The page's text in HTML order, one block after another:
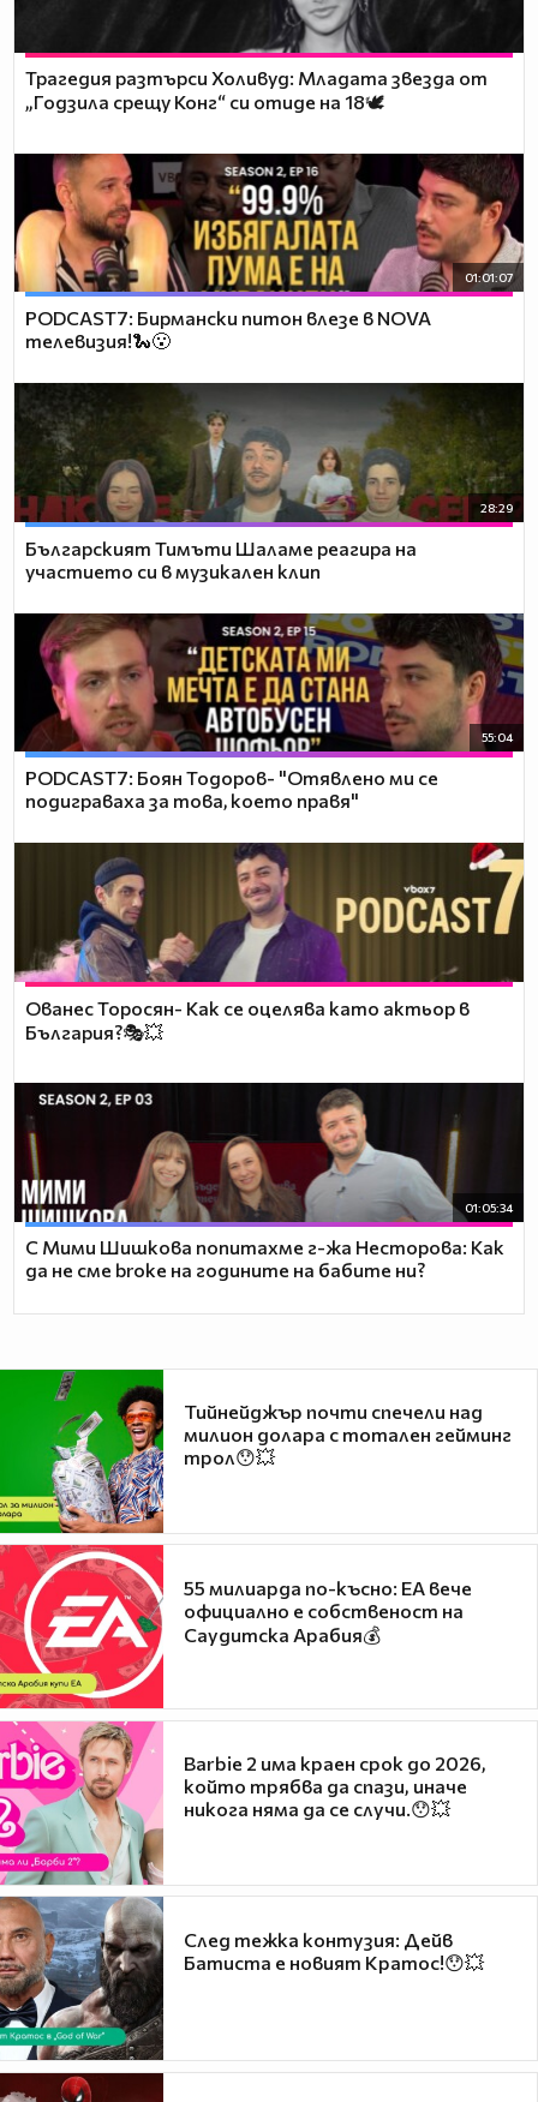
Трагедия разтърси Холивуд: Младата звезда от
„Годзила срещу Конг“ си отиде на 18🕊️
01:01:07
PODCAST7: Бирмански питон влезе в NOVA
телевизия!🐍😮
28:29
Българският Тимъти Шаламе реагира на
участието си в музикален клип
55:04
PODCAST7: ‪Боян Тодоров- "Отявлено ми се
подиграваха за това, което правя"
Ованес Торосян- Как се оцелява като актьор в
България?🎭💥
01:05:34
С Мими Шишкова попитахме г-жа Несторова: Как
да не сме broke на годините на бабите ни?
Тийнейджър почти спечели над
милион долара с тотален гейминг
трол😯💥
55 милиарда по-късно: EA вече
официално е собственост на
Саудитска Арабия💰
Barbie 2 има краен срок до 2026,
който трябва да спази, иначе
никога няма да се случи.😯💥
След тежка контузия: Дейв
Батиста е новият Кратос!😯💥